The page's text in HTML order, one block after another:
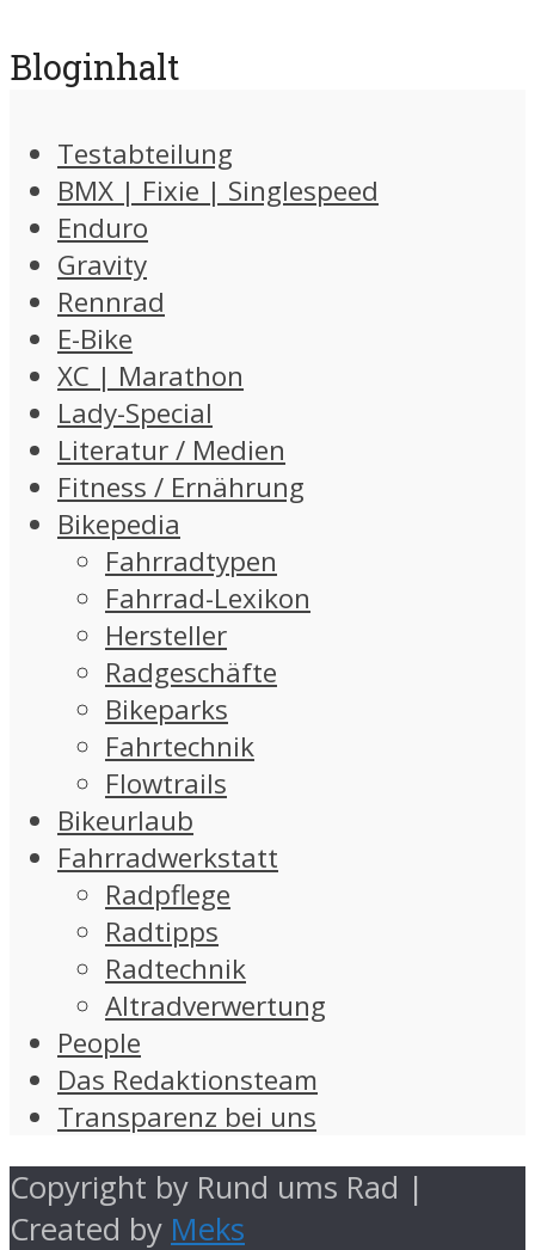
Bloginhalt
Testabteilung
BMX | Fixie | Singlespeed
Enduro
Gravity
Rennrad
E-Bike
XC | Marathon
Lady-Special
Literatur / Medien
Fitness / Ernährung
Bikepedia
Fahrradtypen
Fahrrad-Lexikon
Hersteller
Radgeschäfte
Bikeparks
Fahrtechnik
Flowtrails
Bikeurlaub
Fahrradwerkstatt
Radpflege
Radtipps
Radtechnik
Altradverwertung
People
Das Redaktionsteam
Transparenz bei uns
Copyright by Rund ums Rad |
Created by Meks